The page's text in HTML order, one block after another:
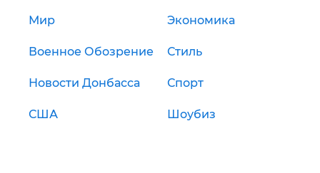
Мир Экономика
Военное Обозрение Стиль
Новости Донбасса Спорт
США Шоубиз